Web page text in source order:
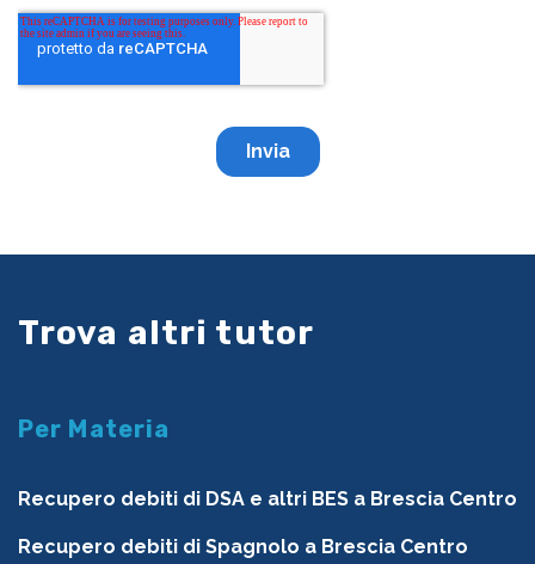
Trova altri tutor
Per Materia
Recupero debiti di DSA e altri BES a Brescia Centro
Recupero debiti di Spagnolo a Brescia Centro